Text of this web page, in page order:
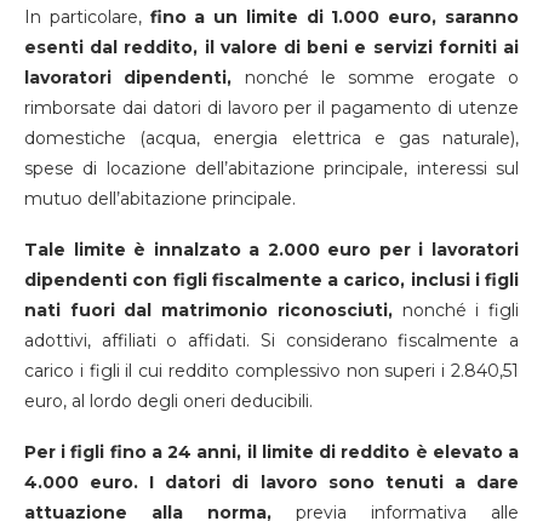
In particolare, fino a un limite di 1.000 euro, saranno
esenti dal reddito, il valore di beni e servizi forniti ai
lavoratori dipendenti, nonché le somme erogate o
rimborsate dai datori di lavoro per il pagamento di utenze
domestiche (acqua, energia elettrica e gas naturale),
spese di locazione dell’abitazione principale, interessi sul
mutuo dell’abitazione principale.
Tale limite è innalzato a 2.000 euro per i lavoratori
dipendenti con figli fiscalmente a carico, inclusi i figli
nati fuori dal matrimonio riconosciuti,nonché i figli
adottivi, affiliati o affidati. Si considerano fiscalmente a
carico i figli il cui reddito complessivo non superi i 2.840,51
euro, al lordo degli oneri deducibili.
Per i figli fino a 24 anni, il limite di reddito è elevato a
4.000 euro. I datori di lavoro sono tenuti a dare
attuazione alla norma, previa informativa alle